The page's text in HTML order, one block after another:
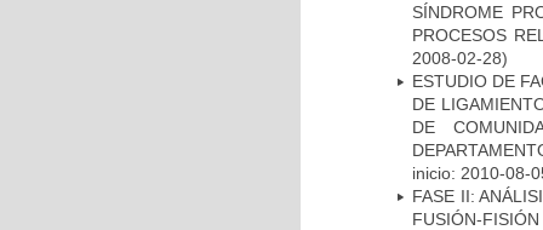
SÍNDROME
PROCESOS
2008-02-28)
ESTUDIO DE
DE
DE
inicio: 2010-08-
FASE II:
FUSIÓN-